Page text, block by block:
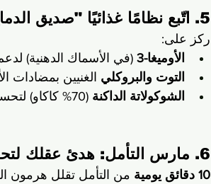
5. اتّبع نظامًا غذائيًا "صديق الدماغ"
ركز على:
الأوميغا-3
(في الأسماك الدهنية) لدعم
التوت والبروكلي الغنيين بمضادات
الشوكولاتة الداكنة (70% كاكاو) لتحسين التدفق الدموي إلى الدماغ.
6. مارس التأمل: هدئ عقلك لتحفظ أكثر
10 دقائق يومية